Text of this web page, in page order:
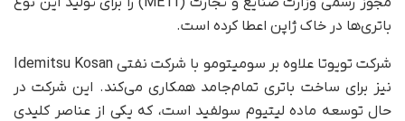
باتری‌ها در خاک ژاپن اعطا کرده است.
شرکت تویوتا علاوه بر سومیتومو با شرکت نفتی Idemitsu Kosan
نیز برای ساخت باتری تمام‌جامد همکاری می‌کند. این شرکت در
حال توسعه‌ ماده‌ لیتیوم سولفید است، که یکی از عناصر کلیدی